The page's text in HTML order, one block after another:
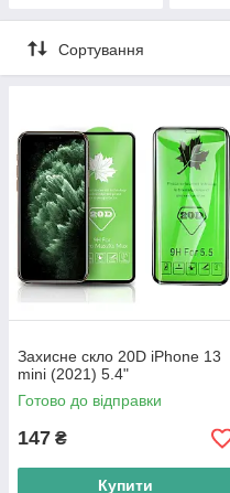
Сортування
Захисне скло 20D iPhone 13
mini (2021) 5.4"
Готово до відправки
147 ₴
Купити